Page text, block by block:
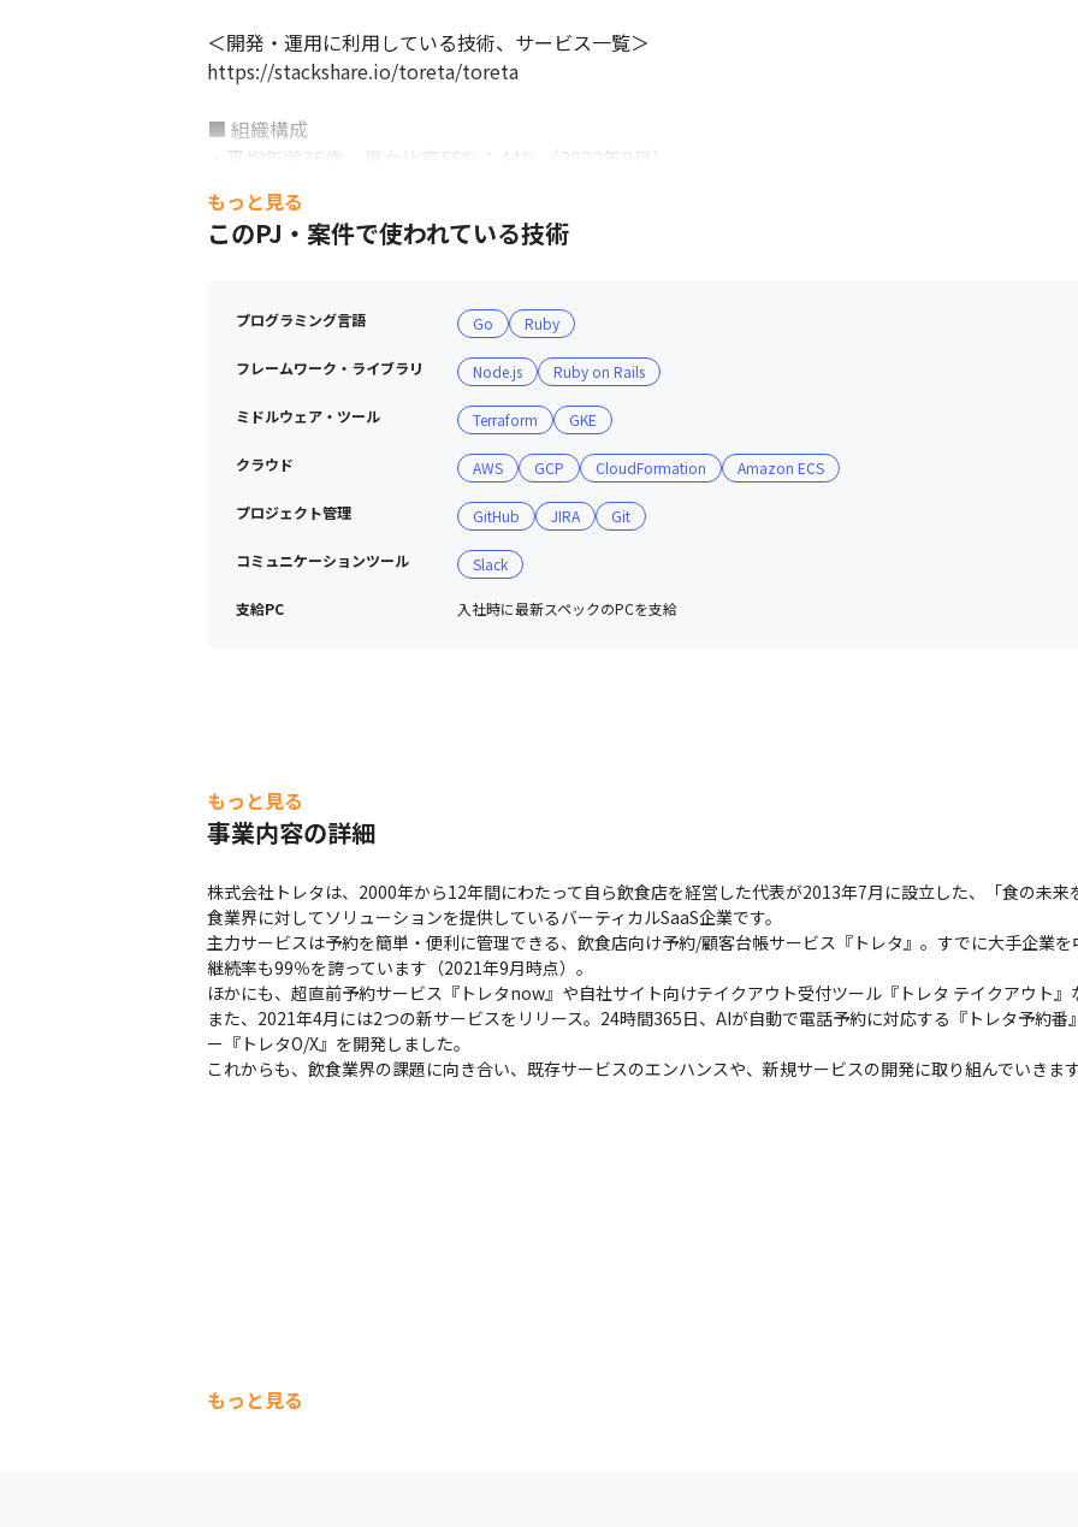
＜開発・運用に利用している技術、サービス一覧＞
https://stackshare.io/toreta/toreta
■ 組織構成
・平均年齢36歳、男女比率56%：44％（2022年9月）
・全体の36%が開発職（2022年9月）
・CTO/SRE/サーバーサイドエンジニア/フロントエンドエンジニア/Clojure（クロージャー）エンジ
・エンジニア界で著名な鄧皓亢（デンハオカン/データエンジニア）がCTOとして在籍しています
・出社、在宅勤務は自由で、遠方にお住まいの方はフルリモート勤務が可能です
・フレックス制（コアタイム：11時〜16時）を導入しており、働きやすい環境です
・平均残業時間は13.59時間/月、有給取得率は105%（2021年実績）、社員の働きやすさを大切にし
デュアルディスプレイ、iPad、iPhoneも適宜支給します。 幅広い知識をインプットできる環
もっと見る
このPJ・案件で使われている技術
プログラミング言語 Go Ruby
フレームワーク・ライブラリ Node.js Ruby on Rails
ミドルウェア・ツール Terraform GKE
クラウド AWS GCP CloudFormation Amazon ECS
プロジェクト管理 GitHub JIRA Git
コミュニケーションツール Slack
支給PC 入社時に最新スペックのPCを支給
もっと見る
事業内容の詳細
株式会社トレタは、2000年から12年間にわたって自ら飲食店を経営した代表が2013年7月に設立した、「食の未
食業界に対してソリューションを提供しているバーティカルSaaS企業です。
主力サービスは予約を簡単・便利に管理できる、飲食店向け予約/顧客台帳サービス『トレタ』。すでに大手企業
継続率も99％を誇っています（2021年9月時点）。
ほかにも、超直前予約サービス『トレタnow』や自社サイト向けテイクアウト受付ツール『トレタ テイクアウト
また、2021年4月には2つの新サービスをリリース。24時間365日、AIが自動で電話予約に対応する『トレタ予約
ー『トレタO/X』を開発しました。
これからも、飲食業界の課題に向き合い、既存サービスのエンハンスや、新規サービスの開発に取り組んでいきま
もっと見る